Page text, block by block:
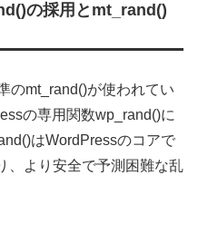
の採用とmt_rand()
のmt_rand()が使われてい
の専用関数wp_rand()に
はWordPressのコアで
、より安全で予測困難な乱